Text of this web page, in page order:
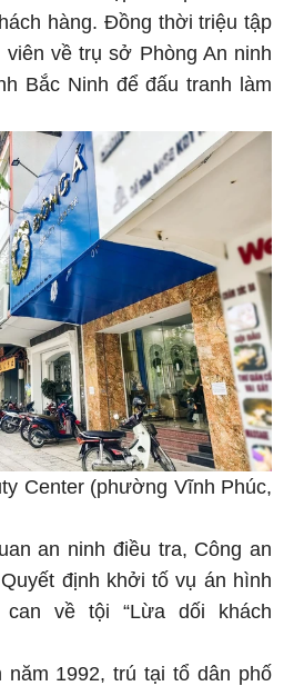
hàng. Đồng thời triệu tập
về trụ sở Phòng An ninh
Bắc Ninh để đấu tranh làm
Center (phường Vĩnh Phúc,
an ninh điều tra, Công an
định khởi tố vụ án hình
về tội “Lừa dối khách
1992, trú tại tổ dân phố